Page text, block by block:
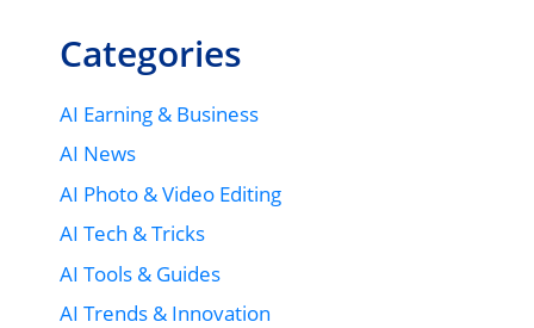
Categories
AI Earning & Business
AI News
AI Photo & Video Editing
AI Tech & Tricks
AI Tools & Guides
AI Trends & Innovation